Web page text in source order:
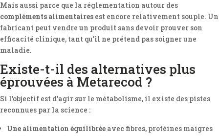
Mais aussi parce que la réglementation autour des
compléments alimentaires est encore relativement souple. Un
fabricant peut vendre un produit sans devoir prouver son
efficacité clinique, tant qu’il ne prétend pas soigner une
maladie.
Existe-t-il des alternatives plus
éprouvées à Metarecod ?
Si l’objectif est d’agir sur le métabolisme, il existe des pistes
reconnues par la science :
Une alimentation équilibrée avec fibres, protéines maigres